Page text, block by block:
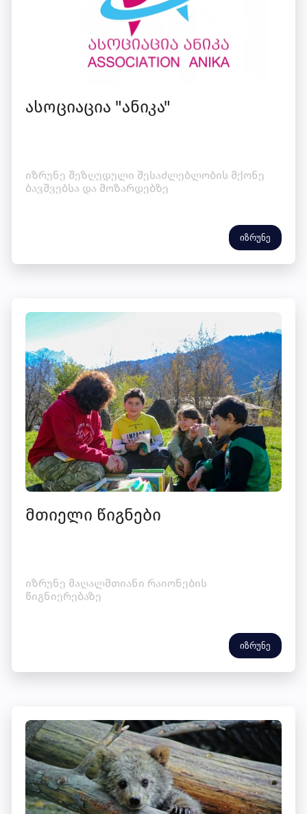
ასოციაცია "ანიკა"
იზრუნე შეზღუდული შესაძლებლობის მქონე
ბავშვებსა და მოზარდებზე
იზრუნე
მთიელი წიგნები
იზრუნე მაღალმთიანი რაიონების
წიგნიერებაზე
იზრუნე